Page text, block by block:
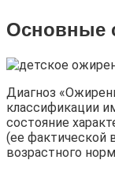
Основные
Диагноз
классификации
состояние
(ее фактической
возрастного